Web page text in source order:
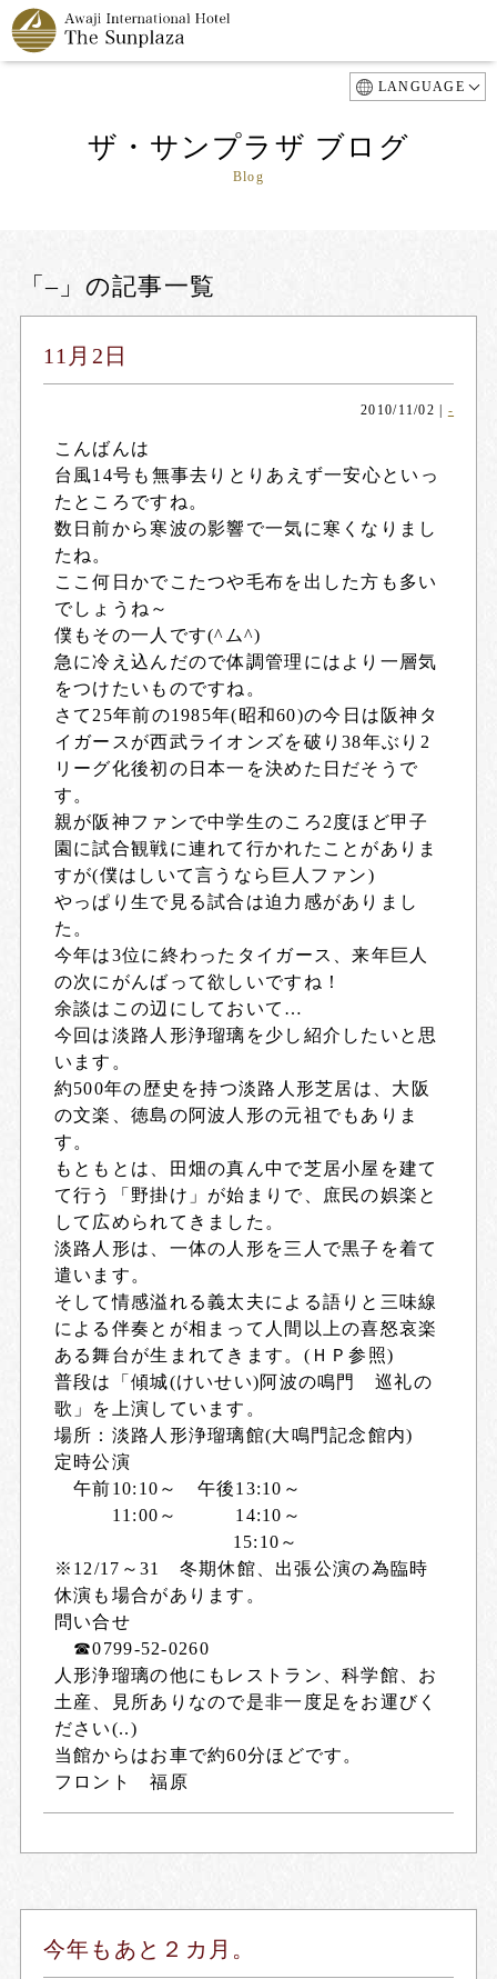
LANGUAGE
ザ・サンプラザ ブログ
Blog
「–」の記事一覧
11月2日
2010/11/02 -
こんばんは
台風14号も無事去りとりあえず一安心といっ
たところですね。
数日前から寒波の影響で一気に寒くなりまし
たね。
ここ何日かでこたつや毛布を出した方も多い
でしょうね～
僕もその一人です(^ム^)
急に冷え込んだので体調管理にはより一層気
をつけたいものですね。
さて25年前の1985年(昭和60)の今日は阪神タ
イガースが西武ライオンズを破り38年ぶり2
リーグ化後初の日本一を決めた日だそうで
す。
親が阪神ファンで中学生のころ2度ほど甲子
園に試合観戦に連れて行かれたことがありま
すが(僕はしいて言うなら巨人ファン)
やっぱり生で見る試合は迫力感がありまし
た。
今年は3位に終わったタイガース、来年巨人
の次にがんばって欲しいですね！
余談はこの辺にしておいて…
今回は淡路人形浄瑠璃を少し紹介したいと思
います。
約500年の歴史を持つ淡路人形芝居は、大阪
の文楽、徳島の阿波人形の元祖でもありま
す。
もともとは、田畑の真ん中で芝居小屋を建て
て行う「野掛け」が始まりで、庶民の娯楽と
して広められてきました。
淡路人形は、一体の人形を三人で黒子を着て
遣います。
そして情感溢れる義太夫による語りと三味線
による伴奏とが相まって人間以上の喜怒哀楽
ある舞台が生まれてきます。(ＨＰ参照)
普段は「傾城(けいせい)阿波の鳴門 巡礼の
歌」を上演しています。
場所：淡路人形浄瑠璃館(大鳴門記念館内)
定時公演
午前10:10～ 午後13:10～
11:00～ 14:10～
15:10～
※12/17～31 冬期休館、出張公演の為臨時
休演も場合があります。
問い合せ
☎0799-52-0260
人形浄瑠璃の他にもレストラン、科学館、お
土産、見所ありなので是非一度足をお運びく
ださい(..)
当館からはお車で約60分ほどです。
フロント 福原
今年もあと２カ月。